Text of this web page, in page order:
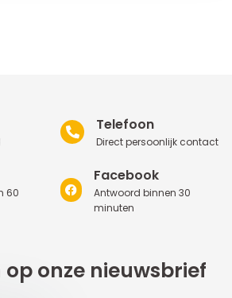
Telefoon
Direct persoonlijk contact
60
Facebook
Antwoord binnen 30
minuten
onze nieuwsbrief